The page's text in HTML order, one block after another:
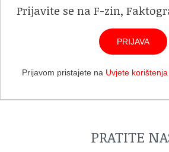
Prijavite se na F-zin,
PRIJAVA
Prijavom pristajete na Uvjete korištenja
PRATITE